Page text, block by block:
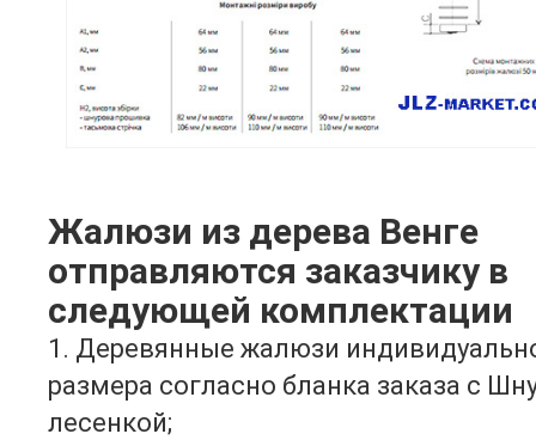
Жалюзи из дерева Венге
отправляются заказчику в
следующей комплектации
1. Деревянные жалюзи
размера согласно бланка заказа с
лесенкой;